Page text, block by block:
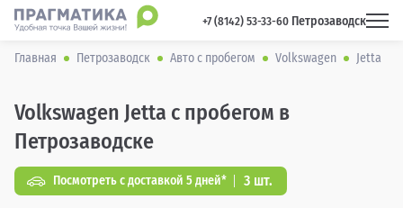
+7 (8142) 53-33-60 Петрозаводск
Главная Петрозаводск Авто с пробегом Volkswagen Jetta
Volkswagen Jetta с пробегом в
Петрозаводске
Посмотреть с доставкой 5 дней* 3 шт.